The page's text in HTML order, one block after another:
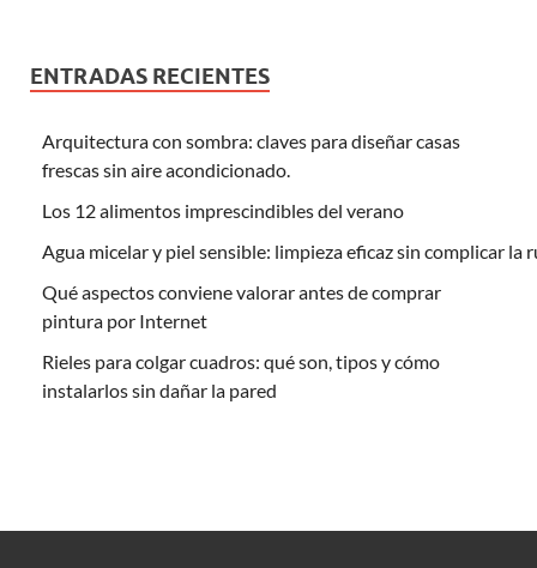
ENTRADAS RECIENTES
Arquitectura con sombra: claves para diseñar casas
frescas sin aire acondicionado.
Los 12 alimentos imprescindibles del verano
Agua micelar y piel sensible: limpieza eficaz sin complicar la
Qué aspectos conviene valorar antes de comprar
pintura por Internet
Rieles para colgar cuadros: qué son, tipos y cómo
instalarlos sin dañar la pared